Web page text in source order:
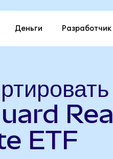
Деньги Разработчик
ETF